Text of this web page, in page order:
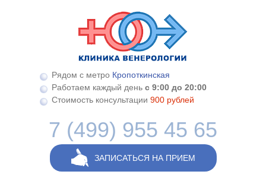
Рядом с метро Кропоткинская
Работаем каждый день с 9:00 до 20:00
Стоимость консультации 900 рублей
7 (499) 955 45 65
ЗАПИСАТЬСЯ НА ПРИЕМ